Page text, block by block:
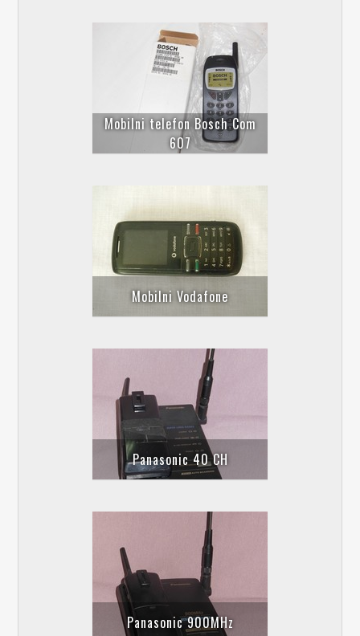
Mobilni telefon Bosch Com
607
Mobilni Vodafone
Panasonic 40 CH
Panasonic 900MHz